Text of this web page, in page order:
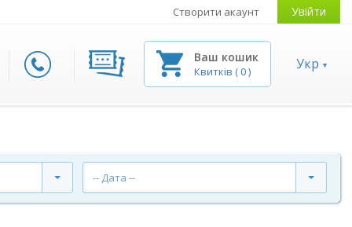
Створити акаунт Увійти
Ваш кошик
Квитків (0) Укр
-- Дата --